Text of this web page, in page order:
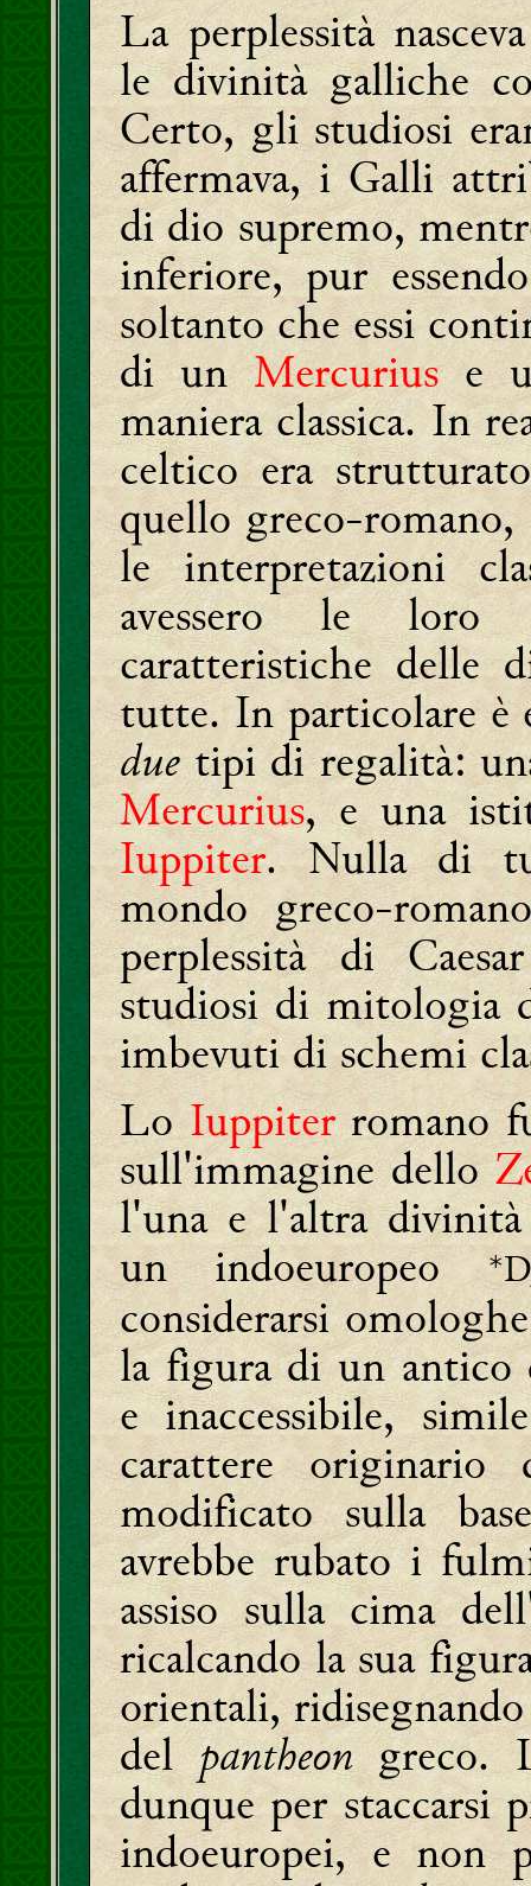
La perplessità
le divinità galliche
Certo, gli studiosi
affermava, i Galli
di dio supremo,
inferiore, pur
soltanto che essi
di unMercuriuse
maniera classica. In
celtico era
quello greco-
le interpretazioni
avessero le
caratteristiche delle
tutte. In particolare è
duetipi di regalità:
Mercurius, e una
Iuppiter. Nulla di
mondo greco-
perplessità di
studiosi di
imbevuti di schemi
LoIuppiterromano
sull'immagine dello
l'una e l'altra divinità
un indoeuropeo
considerarsi
la figura di un
e inaccessibile,
carattere
modificato sulla
avrebbe rubato i
assiso sulla cima
ricalcando la sua
orientali,
delpantheongreco.
dunque per staccarsi
indoeuropei, e non